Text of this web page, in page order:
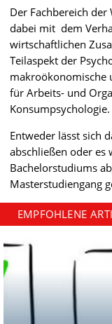
Der Fachbereich
dabei mit dem
wirtschaftlichen
Teilaspekt der
makroökonomische
für Arbeits- und
Konsumpsychologie.
Entweder lässt sich
abschließen oder es
Bachelorstudiums
Masterstudiengang
EMPFOHLENE